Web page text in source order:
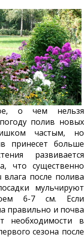
о чем нельзя
полив новых
частым, но
принесет больше
развивается
что существенно
после полива
мульчируют
6-7 см. Если
правильно и почва
необходимости в
сезона после